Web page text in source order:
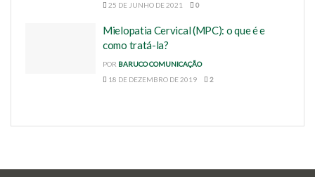
25 DE JUNHO DE 2021
0
Mielopatia Cervical (MPC): o que é e
como tratá-la?
POR BARUCO COMUNICAÇÃO
18 DE DEZEMBRO DE 2019
2